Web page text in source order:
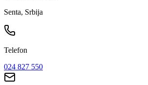
Senta, Srbija
Telefon
024 827 550